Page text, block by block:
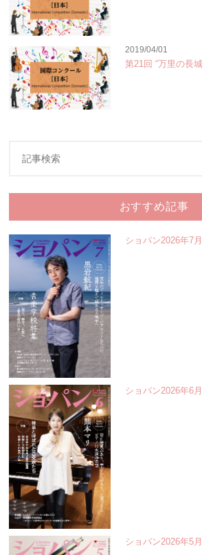
2019/04/01
第21回 “万里の長
おすすめ記事
ショパン2026年7
ショパン2026年6
ショパン2026年5